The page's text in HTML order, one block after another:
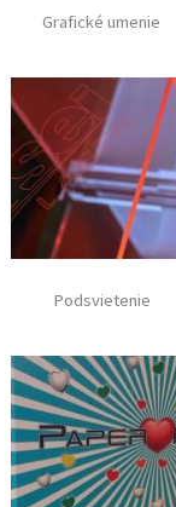
Grafické umenie
Podsvietenie